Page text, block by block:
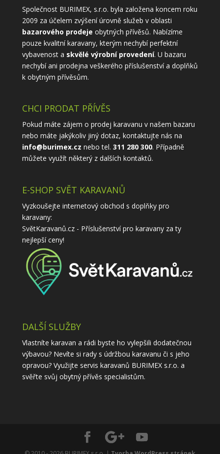
Společnost BURIMEX, s.r.o. byla založena koncem roku
2009 za účelem zvýšení úrovně služeb v oblasti
bazarového prodeje obytných přívěsů. Nabízíme
pouze kvalitní karavany, kterým nechybí perfektní
vybavenost a skvělé výrobní provedení. U bazaru
nechybí ani prodejna veškerého příslušenství a doplňků
k obytným přívěsům.
CHCI PRODAT PŘÍVĚS
Pokud máte zájem o prodej karavanu v našem bazaru
nebo máte jakýkoliv jiný dotaz, kontaktujte nás na
info@burimex.cz nebo tel. 311 280 300. Případně
můžete využít některý z dalších kontaktů.
E-SHOP SVĚT KARAVANŮ
Vyzkoušejte internetový obchod s doplňky pro
karavany:
SvětKaravanů.cz - Příslušenství pro karavanyza ty
nejlepší ceny!
DALŠÍ SLUŽBY
Vlastníte karavan a rádi byste ho vylepšili dodatečnou
výbavou? Nevíte si rady s údržbou karavanu či s jeho
opravou? Využijte servis karavanů BURIMEX s.r.o. a
svěřte svůj obytný přívěs specialistům.